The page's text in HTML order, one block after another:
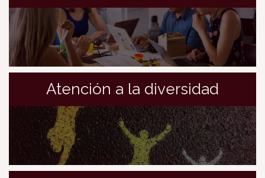
Atención a la diversidad